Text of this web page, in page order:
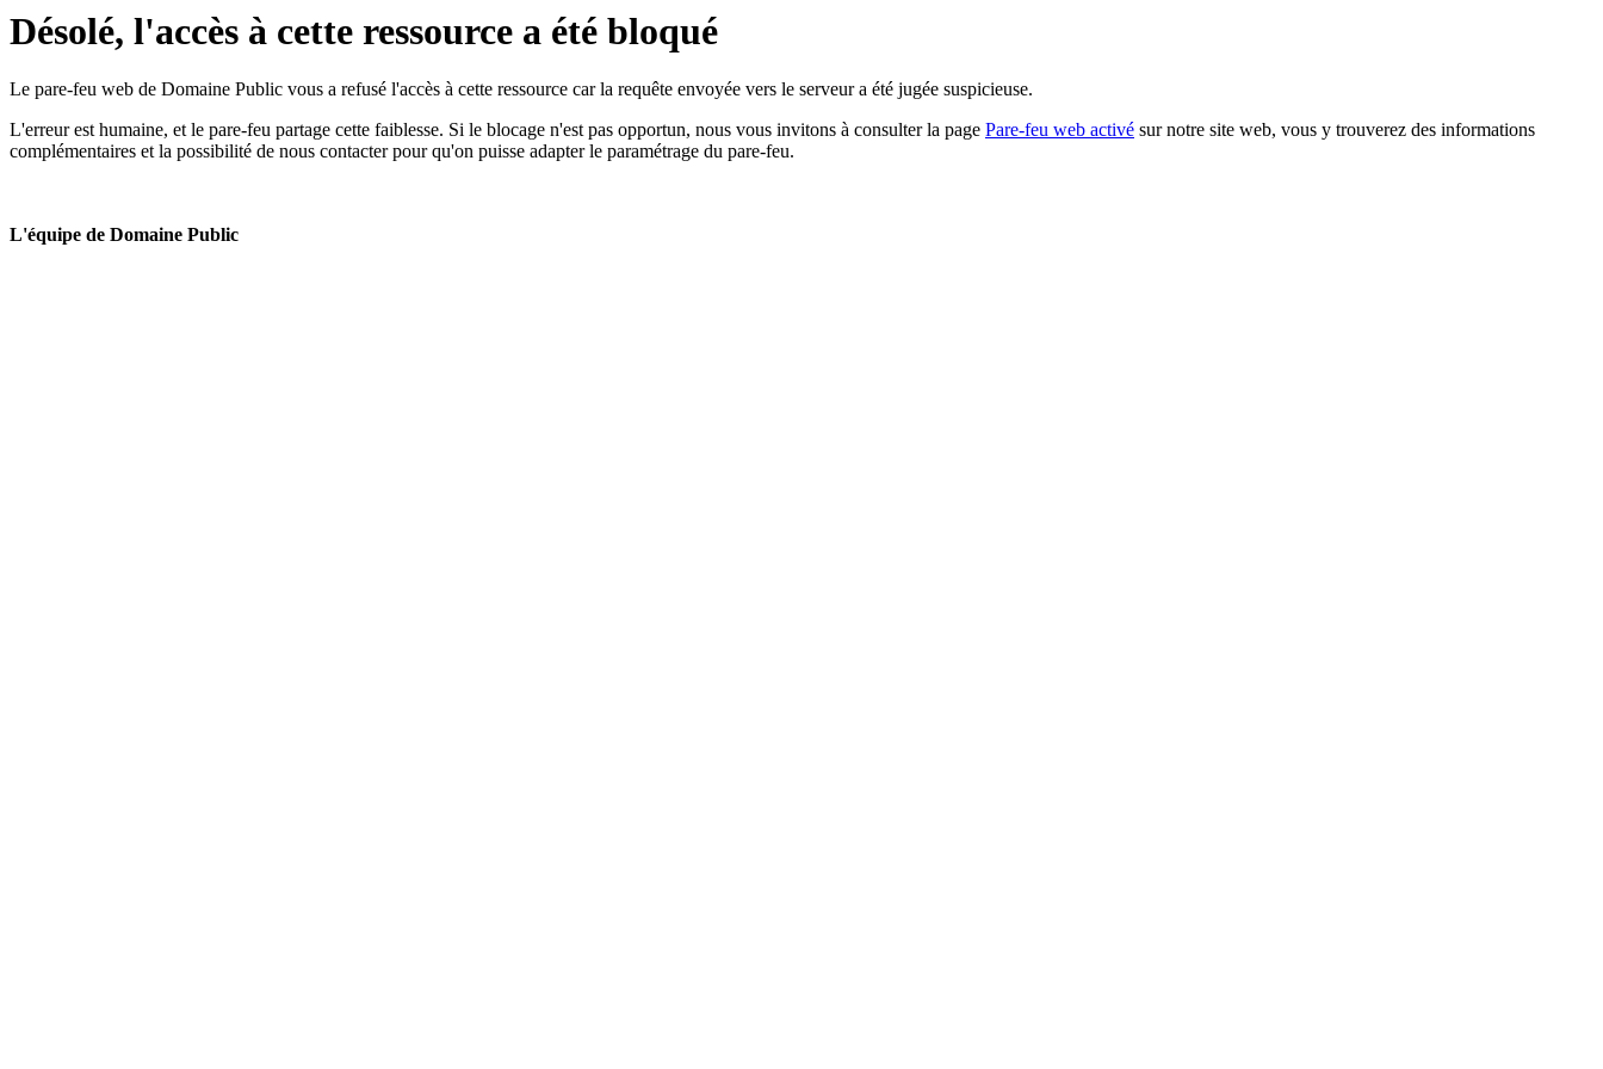
Désolé, l'accès à cette ressource a été bloqué
Le pare-feu web de Domaine Public vous a refusé l'accès à cette ressource car la requête envoyée vers le serveur a été jugée suspicieuse.
L'erreur est humaine, et le pare-feu partage cette faiblesse. Si le blocage n'est pas opportun, nous vous invitons à consulter la page Pare-feu web activé sur notre site web, vous y trouverez des informations
complémentaires et la possibilité de nous contacter pour qu'on puisse adapter le paramétrage du pare-feu.
L'équipe de Domaine Public